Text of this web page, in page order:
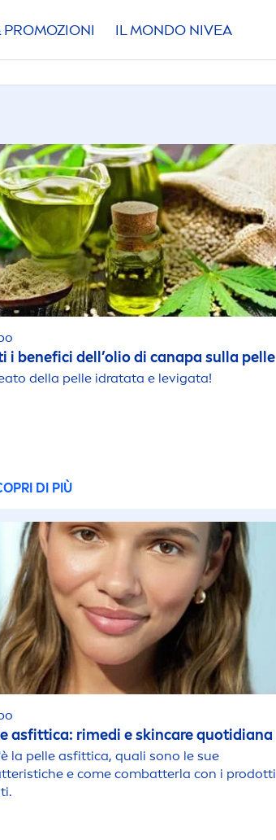
PROMOZIONI IL MONDO NIVEA
i benefici dell’olio di canapa sulla pelle
della pelle idratata e levigata!
DI PIÙ
asfittica: rimedi eskincarequotidiana
la pelle asfittica, quali sono le sue
e come combatterla con i prodotti